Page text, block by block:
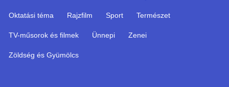
Oktatási téma Rajzfilm Sport Természet
TV-műsorok és filmek Ünnepi Zenei
Zöldség és Gyümölcs